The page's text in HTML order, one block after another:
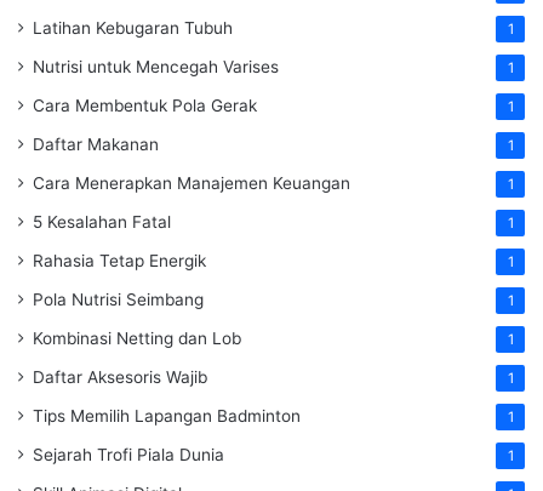
Latihan Kebugaran Tubuh 1
Nutrisi untuk Mencegah Varises 1
Cara Membentuk Pola Gerak 1
Daftar Makanan 1
Cara Menerapkan Manajemen Keuangan 1
5 Kesalahan Fatal 1
Rahasia Tetap Energik 1
Pola Nutrisi Seimbang 1
Kombinasi Netting dan Lob 1
Daftar Aksesoris Wajib 1
Tips Memilih Lapangan Badminton 1
Sejarah Trofi Piala Dunia 1